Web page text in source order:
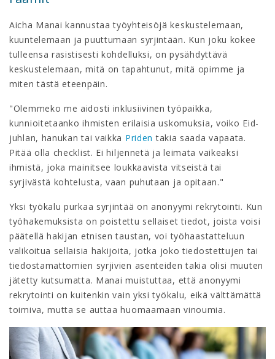
Aicha Manai kannustaa työyhteisöjä keskustelemaan,
kuuntelemaan ja puuttumaan syrjintään. Kun joku kokee
tulleensa rasistisesti kohdelluksi, on pysähdyttävä
keskustelemaan, mitä on tapahtunut, mitä opimme ja
miten tästä eteenpäin.
"Olemmeko me aidosti inklusiivinen työpaikka,
kunnioitetaanko ihmisten erilaisia uskomuksia, voiko Eid-
juhlan, hanukan tai vaikka Priden takia saada vapaata.
Pitää olla checklist. Ei hiljennetä ja leimata vaikeaksi
ihmistä, joka mainitsee loukkaavista vitseistä tai
syrjivästä kohtelusta, vaan puhutaan ja opitaan."
Yksi työkalu purkaa syrjintää on anonyymi rekrytointi. Kun
työhakemuksista on poistettu sellaiset tiedot, joista voisi
päätellä hakijan etnisen taustan, voi työhaastatteluun
valikoitua sellaisia hakijoita, jotka joko tiedostettujen tai
tiedostamattomien syrjivien asenteiden takia olisi muuten
jätetty kutsumatta. Manai muistuttaa, että anonyymi
rekrytointi on kuitenkin vain yksi työkalu, eikä välttämättä
toimiva, mutta se auttaa huomaamaan vinoumia.